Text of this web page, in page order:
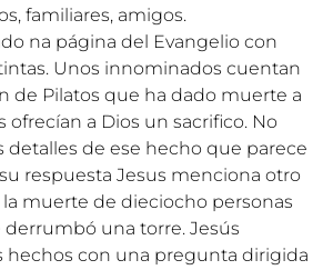
familiares, amigos.
na página del Evangelio con
Unos innominados cuentan
de Pilatos que ha dado muerte a
ofrecían a Dios un sacrifico. No
detalles de ese hecho que parece
respuesta Jesus menciona otro
muerte de dieciocho personas
derrumbó una torre. Jesús
hechos con una pregunta dirigida